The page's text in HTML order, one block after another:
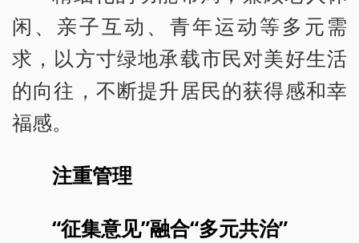
闲、亲子互动、青年运动等多元需
求，以方寸绿地承载市民对美好生活
的向往，不断提升居民的获得感和幸
福感。
注重管理
“征集意见”融合“多元共治”